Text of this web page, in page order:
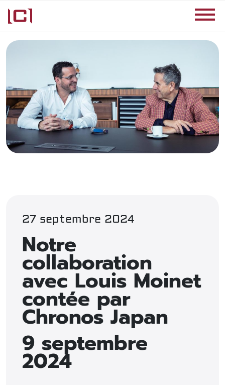
27 septembre 2024
Notre
collaboration
avec Louis Moinet
contée par
Chronos Japan
9 septembre
2024